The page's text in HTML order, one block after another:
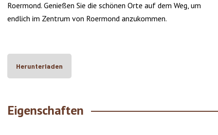
Roermond. Genießen Sie die schönen Orte auf dem Weg, um
endlich im Zentrum von Roermond anzukommen.
Herunterladen
Eigenschaften